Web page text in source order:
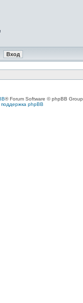
® Forum Software © phpBB Group
поддержка phpBB